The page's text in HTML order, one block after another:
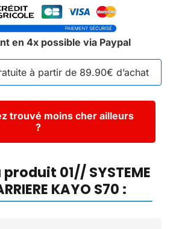
en 4x possible via Paypal
à partir de 89.90€ d’achat
trouvé moins cher ailleurs
?
01// SYSTEME
KAYO S70 :